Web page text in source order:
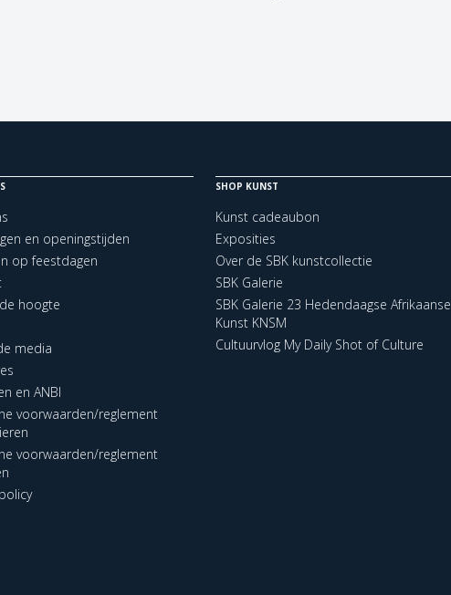
en openingstijden
op feestdagen
hoogte
media
en ANBI
voorwaarden/reglement
voorwaarden/reglement
SHOP KUNST
Kunst cadeaubon
Exposities
Over de SBK kunstcollectie
SBK Galerie
SBK Galerie 23 Hedendaagse Afrikaanse
Kunst KNSM
Cultuurvlog My Daily Shot of Culture